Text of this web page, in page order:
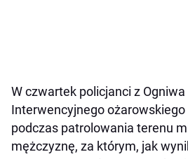
W czwartek policjanci z
Interwencyjnego
podczas patrolowania terenu
mężczyznę, za którym, jak